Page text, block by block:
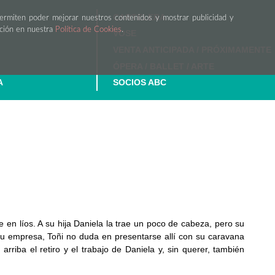
poder mejorar nuestros contenidos y mostrar publicidad y
en nuestra Política de Cookies.
CARTELERA
VOSE
SOCIOS ABC
líos. A su hija Daniela la trae un poco de cabeza, pero su
Toñi no duda en presentarse allí con su caravana
el retiro y el trabajo de Daniela y, sin querer, también